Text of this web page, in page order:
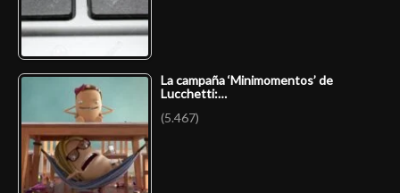
La campaña ‘Minimomentos’ de
Lucchetti:…
(5.467)